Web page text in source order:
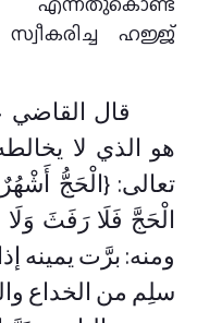
ഹജ്ജ്
قال
هو الذي لا
تعالى: {الْحَجُّ
الْحَجَّ فَلَا رَفَثَ
ومنه: برَّت يمينه
سلِم من الخداع